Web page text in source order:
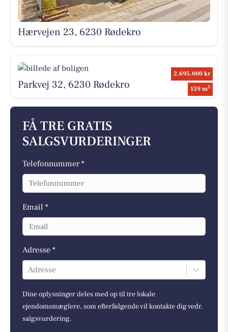
Hærvejen 23, 6230 Rødekro
2.695.000 kr
159 m2
Parkvej 32, 6230 Rødekro
FÅ TRE GRATIS
SALGSVURDERINGER
Telefonnummer *
Email *
Adresse *
Adresse
Dine oplysninger deles med op til tre lokale
ejendomsmæglere, som efterfølgende vil kontakte dig vedr.
salgsvurdering.